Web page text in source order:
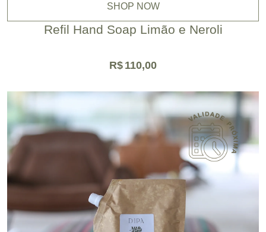
SHOP NOW
Refil Hand Soap Limão e Neroli
R$ 110,00